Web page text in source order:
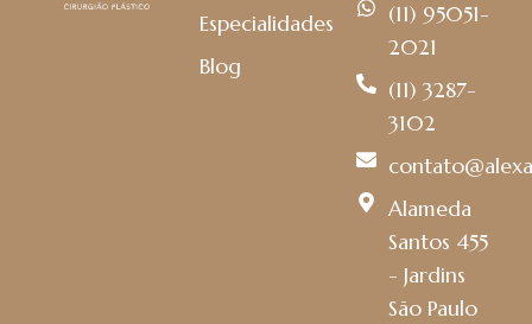
Especialidades
Blog
(11) 95051-
2021
(11) 3287-
3102
Alameda
Santos 455
- Jardins
São Paulo